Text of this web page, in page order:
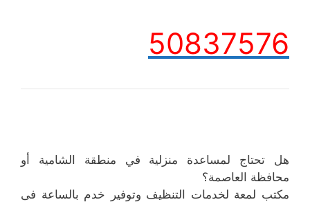
50837576
هل تحتاج لمساعدة منزلية في منطقة الشامية أو
محافظة العاصمة؟
مكتب لمعة لخدمات التنظيف وتوفير خدم بالساعة فى